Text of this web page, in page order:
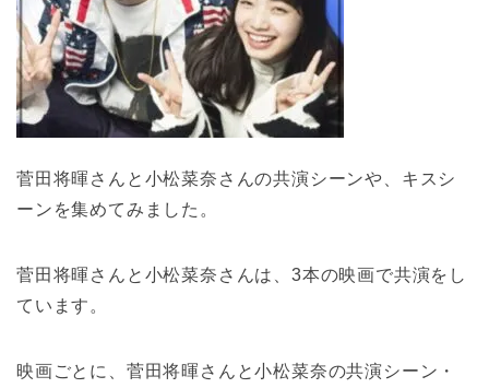
菅田将暉さんと小松菜奈さんの共演シーンや、キスシ
ーンを集めてみました。
菅田将暉さんと小松菜奈さんは、3本の映画で共演をし
ています。
映画ごとに、菅田将暉さんと小松菜奈の共演シーン・